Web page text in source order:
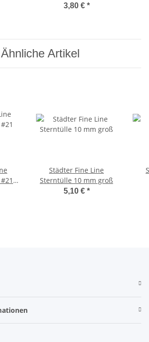
3,80 € *
Ähnliche Artikel
Städter Fine Line
Sterntülle 10 mm groß
5,10 € *